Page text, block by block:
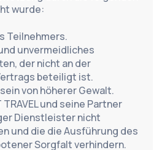
wurde:
Teilnehmers.
unvermeidliches
der nicht an der
beteiligt ist.
von höherer Gewalt.
und seine Partner
Dienstleister nicht
und die die Ausführung des
Sorgfalt verhindern.